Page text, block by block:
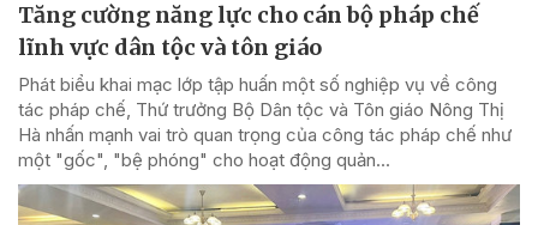
Tăng cường năng lực cho cán bộ pháp chế
lĩnh vực dân tộc và tôn giáo
Phát biểu khai mạc lớp tập huấn một số nghiệp vụ về công
tác pháp chế, Thứ trưởng Bộ Dân tộc và Tôn giáo Nông Thị
Hà nhấn mạnh vai trò quan trọng của công tác pháp chế như
một "gốc", "bệ phóng" cho hoạt động quản...